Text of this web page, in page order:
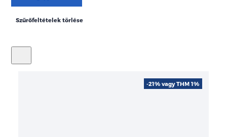
Szűrőfeltételek törlése
-21% vagy THM 1%